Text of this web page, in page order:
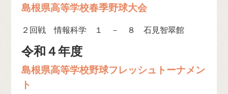
島根県高等学校春季野球大会
２回戦 情報科学 １ － ８ 石見智翠館
令和４年度
島根県高等学校野球フレッシュトーナメン
ト